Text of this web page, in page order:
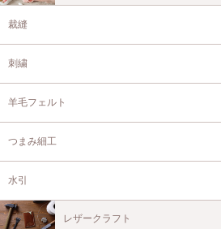
裁縫
刺繍
羊毛フェルト
つまみ細工
水引
レザークラフト